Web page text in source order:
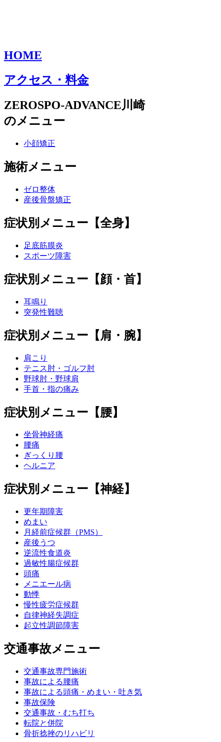
HOME
アクセス・料金
ZEROSPO-ADVANCE川崎
のメニュー
小顔矯正
施術メニュー
ゼロ整体
産後骨盤矯正
症状別メニュー【全身】
足底筋膜炎
スポーツ障害
症状別メニュー【顔・首】
耳鳴り
突発性難聴
症状別メニュー【肩・腕】
肩こり
テニス肘・ゴルフ肘
野球肘・野球肩
手首・指の痛み
症状別メニュー【腰】
坐骨神経痛
腰痛
ぎっくり腰
ヘルニア
症状別メニュー【神経】
更年期障害
めまい
月経前症候群（PMS）
産後うつ
逆流性食道炎
過敏性腸症候群
頭痛
メニエール病
動悸
慢性疲労症候群
自律神経失調症
起立性調節障害
交通事故メニュー
交通事故専門施術
事故による腰痛
事故による頭痛・めまい・吐き気
事故保険
交通事故・むち打ち
転院と併院
骨折捻挫のリハビリ